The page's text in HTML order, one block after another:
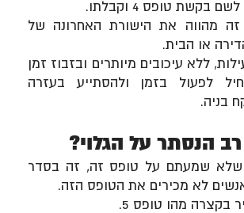
בקשת טופס 4 וקבלתו.
זה מהווה את הישורת האחרונה של
או הבית.
ללא עיכובים מיותרים ובזבוז זמן
לפעול בזמן ולהסתייע בעזרה
בניה.
שלא שמעתם על טופס זה, זה בסדר
לא מכירים את הטופס הזה.
בקצרה מהו טופס 5.